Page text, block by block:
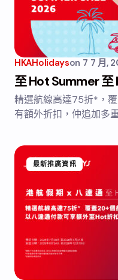
HKAHolidayson 7 7 月,
至 Hot Summer 至
精選航線高達75折*，
有額外折扣，仲追加多
最新推廣資訊